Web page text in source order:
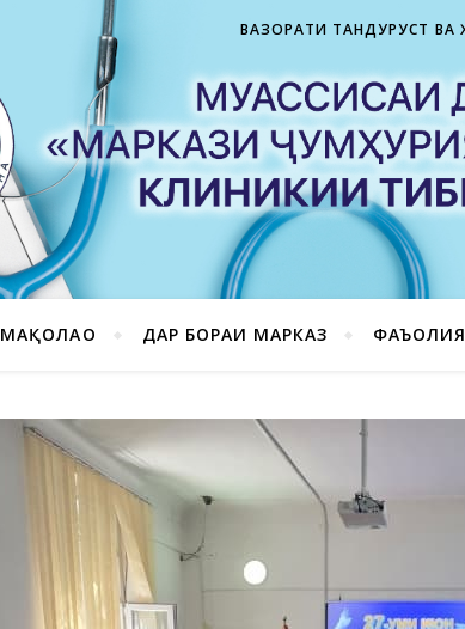
ВАЗОРАТИ ТАНДУРУСТӢ
МАҚОЛАҲО ДАР БОРАИ МАРКАЗ